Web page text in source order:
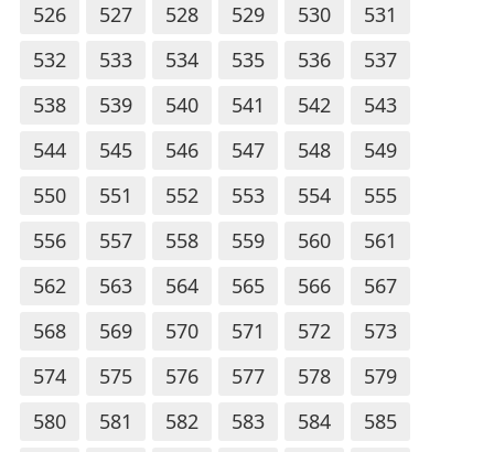
526
527 528 529 530
531
532
533 534 535 536
537
538
539 540 541 542
543
544
545 546 547 548
549
550
551 552 553 554
555
556
557 558 559 560
561
562
563 564 565 566
567
568
569 570 571 572
573
574
575 576 577 578
579
580
581 582 583 584
585